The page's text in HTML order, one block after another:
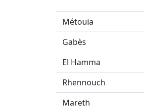
Métouia
Gabès
El Hamma
Rhennouch
Mareth